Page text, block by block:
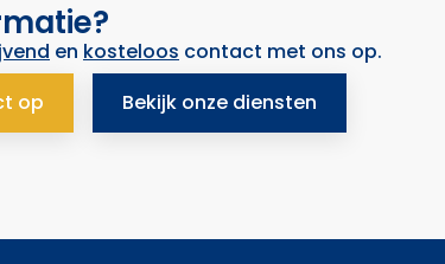
en kosteloos contact met ons op.
op
Bekijk onze diensten